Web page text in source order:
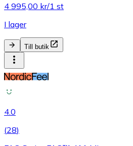
4 995,00 kr/1 st
I lager
Till butik
4.0
(28)